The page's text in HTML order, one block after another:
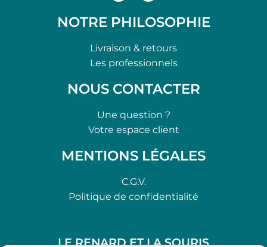
NOTRE PHILOSOPHIE
Livraison & retours
Les professionnels
NOUS CONTACTER
Une question ?
Votre espace client
MENTIONS LÉGALES
C.G.V.
Politique de confidentialité
LE RENARD ET LA SOURIS